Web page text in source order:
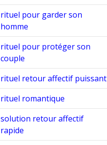
rituel pour garder son
homme
rituel pour protéger son
couple
rituel retour affectif puissant
rituel romantique
solution retour affectif
rapide